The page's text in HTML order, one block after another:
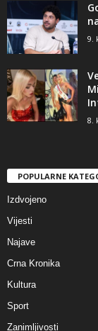
9.
8.
POPULARNE
Izdvojeno
Vijesti
Najave
Crna Kronika
Kultura
Sport
Zanimljivosti